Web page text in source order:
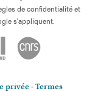
de confidentialité et
s'appliquent.
privée- Termes